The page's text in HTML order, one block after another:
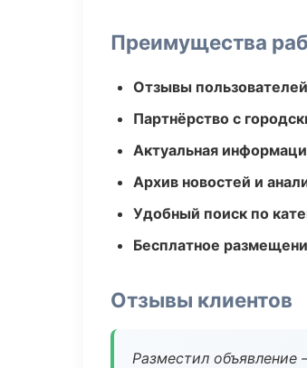
Преимущества
Отзывы
Партнёрство с
Актуальная
Архив новостей и
Удобный поиск по
Бесплатное
Отзывы клиентов
Разместил объявление